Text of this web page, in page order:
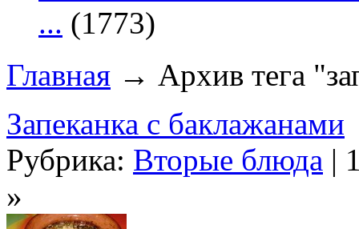
... (1773)
Главная → Архив тега
Запеканка с баклажанами
Рубрика: Вторые блюда |
»